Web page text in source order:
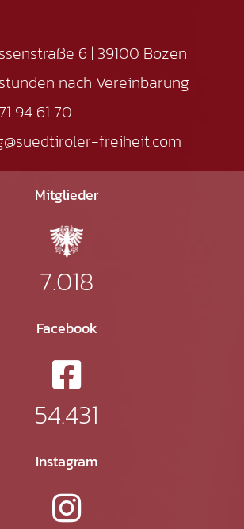
6 | 39100 Bozen
nach Vereinbarung
94 61 70
freiheit.com
Mitglieder
7.018
Facebook
54.431
Instagram